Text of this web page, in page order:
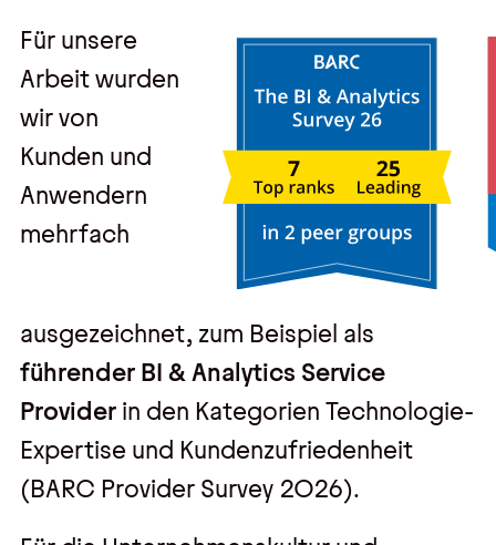
Für unsere
Arbeit wurden
wir von
Kunden und
Anwendern
mehrfach
ausgezeichnet, zum Beispiel als
führender BI & Analytics Service
Providerin den Kategorien Technologie-
Expertise und Kundenzufriedenheit
(BARC Provider Survey 2026).